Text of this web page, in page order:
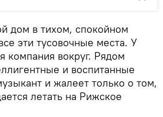
дом в тихом, спокойном
эти тусовочные места. У
компания вокруг. Рядом
и воспитанные
и жалеет только о том,
летать на Рижское